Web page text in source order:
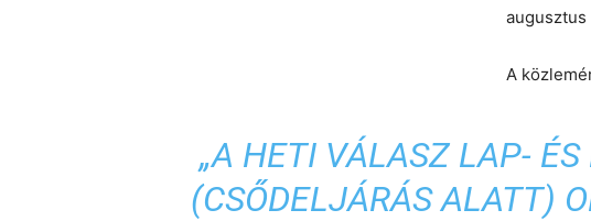
A
„A HETI VÁLASZ LAP- ÉS
(CSŐDELJÁRÁS ALATT)